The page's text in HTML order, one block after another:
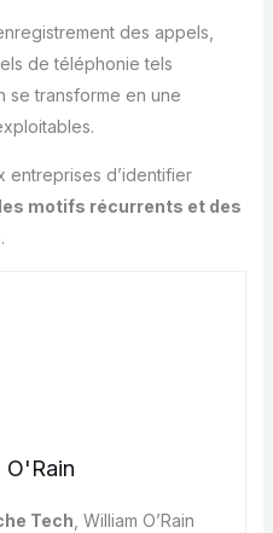
des appels,
de téléphonie tels
se transforme en une
entreprises d’identifier
motifs récurrents et des
.
O'Rain
Tech , William O’Rain